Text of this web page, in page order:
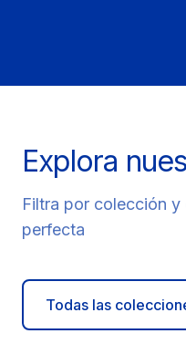
Explora
Filtra por colección y
perfecta
Todas las